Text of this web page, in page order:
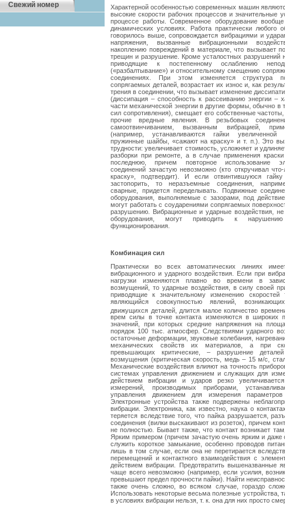
Свежий номер
Характерной особенностью современных машин
высокие скорости рабочих процессов и значительные
процессе работы. Современное оборудование
динамических условиях. Работа практически любого
говорилось выше, сопровождается вибрациями и
напряжения, вызванные вибрационными
накоплению повреждений в материале, что вызывает
трещин и разрушение. Кроме усталостных разрушений
приводящие к постепенному ослаблению
(«разбалтывание») и относительному смещению
соединениях. При этом изменяется структура
сопрягаемых деталей, возрастает их износ и, как
трения в соединении, что вызывает изменение
(диссипация – способность к рассеиванию энергии –
части механической энергии в другие формы, обычно в
сил сопротивления), смещает его собственные
прочие вредные явления. В резьбовых
самоотвинчиванием, вызванным вибрацией,
(например, устанавливаются гайки увеличенной
пружинные шайбы, «сажают на краску» и т. п.). Это
трудности: увеличивает стоимость, усложняет и
разборки при ремонте, а в случае применения краски
последнюю, причем повторное использование
соединений зачастую невозможно (кто откручивал
краску», подтвердит). И если отвинтившуюся
застопорить, то неразъемные соединения,
сварные, придется переделывать. Подвижные
оборудования, выполняемые с зазорами, под
могут работать с соударениями сопрягаемых
разрушению. Вибрационные и ударные воздействия,
оборудования, могут приводить к
функционирования.
Комбинация сил
Практически во всех автоматических линиях
вибрационного и ударного воздействия. Если при
нагрузки изменяются плавно во времени в
возмущений, то ударные воздействия, в силу своей
приводящие к значительному изменению скоростей
являющийся совокупностью явлений,
движущихся деталей, длится малое количество
врем силы в точке контакта изменяются в широких
значений, при которых средние напряжения на
порядок 100 тыс. атмосфер. Следствиями ударного
остаточные деформации, звуковые колебания,
механических свойств их материалов, а при
превышающих критические, – разрушение
возмущения (критическая скорость, медь – 15 м/с,
Механические воздействия влияют на точность
системах управления движением и служащих для
действием вибрации и ударов резко
измерений, производимых приборами,
управления движением для измерения
Электронные устройства также подвержены
вибрации. Электроника, как известно, наука о
теряется вследствие того, что пайка разрушается,
соединения (вилки выскакивают из розеток), причем
не полностью. Бывает также, что контакт возникает
Ярким примером (причем зачастую очень ярким и даже
служить короткое замыкание, особенно проводов
лишь в том случае, если она не перетирается
перемещений и контактного взаимодействия с
действием вибрации. Предотвратить вышеназванные
чаще всего невозможно (например, если усилия,
превышают предел прочности пайки). Найти
также очень сложно, во всяком случае, гораздо
Использовать некоторые весьма полезные устройства,
в условиях вибрации нельзя, т. к. она для них просто